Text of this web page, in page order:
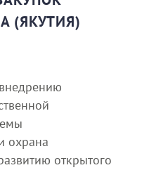
(ЯКУТИЯ)
охрана
открытого